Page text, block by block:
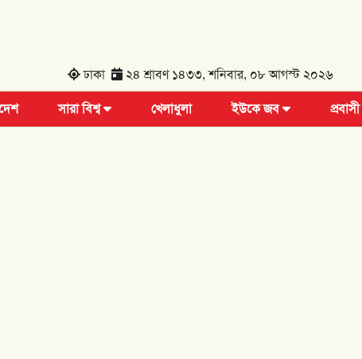
ঢাকা ২৪ শ্রাবণ ১৪৩৩, শনিবার, ০৮ আগস্ট ২০২৬
সারা বিশ্ব খেলাধুলা ইউকে জব প্রবাসী